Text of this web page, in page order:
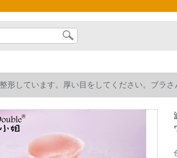
形しています。厚い目をしてください。ブラ